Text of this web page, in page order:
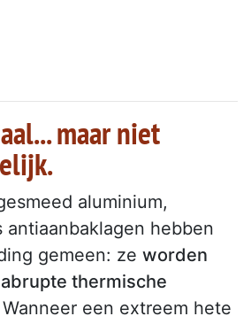
maar niet
aluminium,
hebben
gemeen: ze worden
thermische
een extreem hete